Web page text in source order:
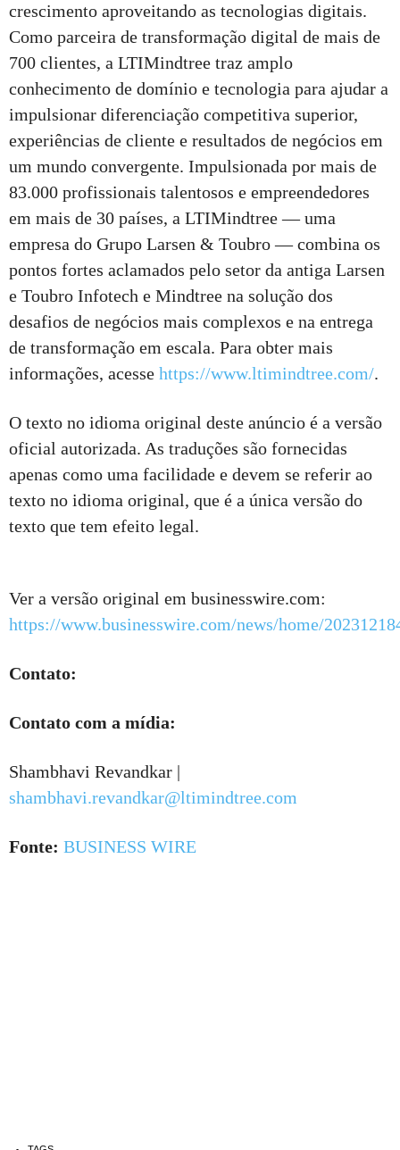
crescimento aproveitando as tecnologias digitais.
Como parceira de transformação digital de mais de
700 clientes, a LTIMindtree traz amplo
conhecimento de domínio e tecnologia para ajudar a
impulsionar diferenciação competitiva superior,
experiências de cliente e resultados de negócios em
um mundo convergente. Impulsionada por mais de
83.000 profissionais talentosos e empreendedores
em mais de 30 países, a LTIMindtree — uma
empresa do Grupo Larsen & Toubro — combina os
pontos fortes aclamados pelo setor da antiga Larsen
e Toubro Infotech e Mindtree na solução dos
desafios de negócios mais complexos e na entrega
de transformação em escala. Para obter mais
informações, acesse https://www.ltimindtree.com/.
O texto no idioma original deste anúncio é a versão
oficial autorizada. As traduções são fornecidas
apenas como uma facilidade e devem se referir ao
texto no idioma original, que é a única versão do
texto que tem efeito legal.
Ver a versão original em businesswire.com:
https://www.businesswire.com/news/home/
Contato:
Contato com a mídia:
Shambhavi Revandkar |
shambhavi.revandkar@ltimindtree.com
Fonte: BUSINESS WIRE